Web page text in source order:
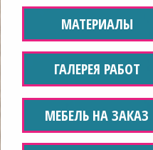
МАТЕРИАЛЫ
ГАЛЕРЕЯ РАБОТ
МЕБЕЛЬ НА ЗАКАЗ